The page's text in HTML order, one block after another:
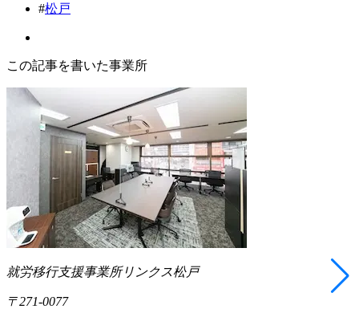
#松戸
この記事を書いた事業所
就労移行支援事業所リンクス松戸
〒271-0077